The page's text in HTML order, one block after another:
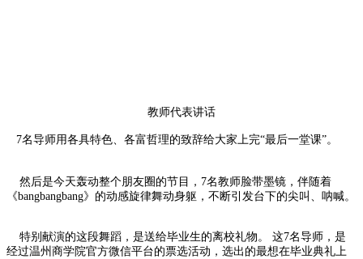
教师代表讲话
7名导师用各具特色、各富哲理的致辞给大家上完“最后一堂课”。
然后是今天轰动整个朋友圈的节目，7名教师脸带墨镜，伴随着
《bangbangbang》的动感旋律舞动身躯，不断引发台下的尖叫、呐喊。
特别献演的这段舞蹈，是送给毕业生的离校礼物。 这7名导师，是
经过温州商学院官方微信平台的票选活动，选出的最想在毕业典礼上